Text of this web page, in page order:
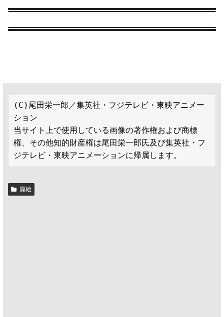
(C)尾田栄一郎／集英社・フジテレビ・東映アニメー
ション
当サイト上で使用している画像の著作権および商標
権、その他知的財産権は尾田栄一郎氏及び集英社・フ
ジテレビ・東映アニメーションに帰属します。
扉絵